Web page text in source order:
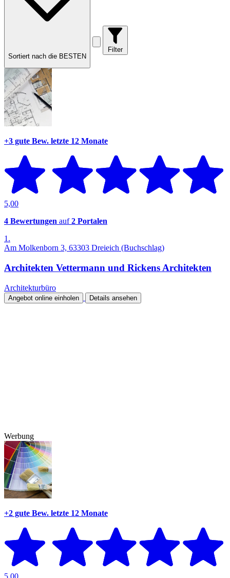
Sortiert nach die BESTEN
Filter
+3 gute Bew. letzte 12 Monate
5,00
4 Bewertungen auf2 Portalen
1.
Am Molkenborn 3, 63303 Dreieich (Buchschlag)
Architekten Vettermann und Rickens Architekten
Architekturbüro
Angebot online einholen Details ansehen
Werbung
+2 gute Bew. letzte 12 Monate
5,00